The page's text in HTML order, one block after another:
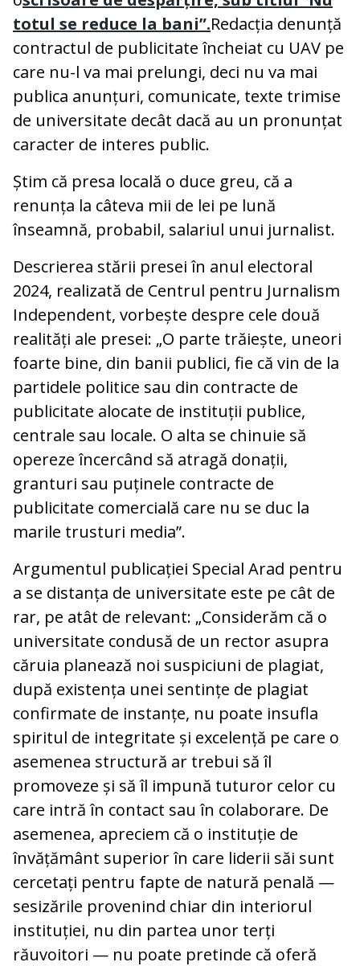
totul se reduce la bani”.Redacția denunță
contractul de publicitate încheiat cu UAV pe
care nu-l va mai prelungi, deci nu va mai
publica anunțuri, comunicate, texte trimise
de universitate decât dacă au un pronunțat
caracter de interes public.
Știm că presa locală o duce greu, că a
renunța la câteva mii de lei pe lună
înseamnă, probabil, salariul unui jurnalist.
Descrierea stării presei în anul electoral
2024, realizată de Centrul pentru Jurnalism
Independent, vorbește despre cele două
realități ale presei: „O parte trăiește, uneori
foarte bine, din banii publici, fie că vin de la
partidele politice sau din contracte de
publicitate alocate de instituții publice,
centrale sau locale. O alta se chinuie să
opereze încercând să atragă donații,
granturi sau puținele contracte de
publicitate comercială care nu se duc la
marile trusturi media”.
Argumentul publicației Special Arad pentru
a se distanța de universitate este pe cât de
rar, pe atât de relevant: „Considerăm că o
universitate condusă de un rector asupra
căruia planează noi suspiciuni de plagiat,
după existența unei sentințe de plagiat
confirmate de instanțe, nu poate insufla
spiritul de integritate și excelență pe care o
asemenea structură ar trebui să îl
promoveze și să îl impună tuturor celor cu
care intră în contact sau în colaborare. De
asemenea, apreciem că o instituție de
învățământ superior în care liderii săi sunt
cercetați pentru fapte de natură penală —
sesizările provenind chiar din interiorul
instituției, nu din partea unor terți
răuvoitori — nu poate pretinde că oferă